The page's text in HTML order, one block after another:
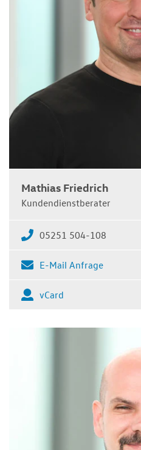
Mathias Friedrich
Kundendienstberater
05251 504-108
E-Mail Anfrage
vCard